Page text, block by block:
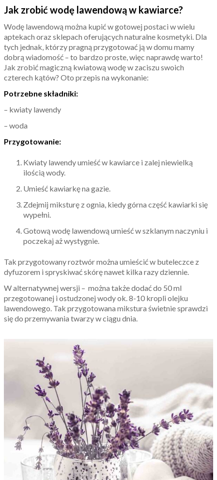
Jak zrobić wodę lawendową w kawiarce?
Wodę lawendową można kupić w gotowej postaci w wielu
aptekach oraz sklepach oferujących naturalne kosmetyki. Dla
tych jednak, którzy pragną przygotować ją w domu mamy
dobrą wiadomość – to bardzo proste, więc naprawdę warto!
Jak zrobić magiczną kwiatową wodę w zaciszu swoich
czterech kątów? Oto przepis na wykonanie:
Potrzebne składniki:
– kwiaty lawendy
– woda
Przygotowanie:
Kwiaty lawendy umieść w kawiarce i zalej niewielką
ilością wody.
Umieść kawiarkę na gazie.
Zdejmij miksturę z ognia, kiedy górna część kawiarki się
wypełni.
Gotową wodę lawendową umieść w szklanym naczyniu i
poczekaj aż wystygnie.
Tak przygotowany roztwór można umieścić w buteleczce z
dyfuzorem i spryskiwać skórę nawet kilka razy dziennie.
W alternatywnej wersji – można także dodać do 50 ml
przegotowanej i ostudzonej wody ok. 8-10 kropli olejku
lawendowego. Tak przygotowana mikstura świetnie sprawdzi
się do przemywania twarzy w ciągu dnia.